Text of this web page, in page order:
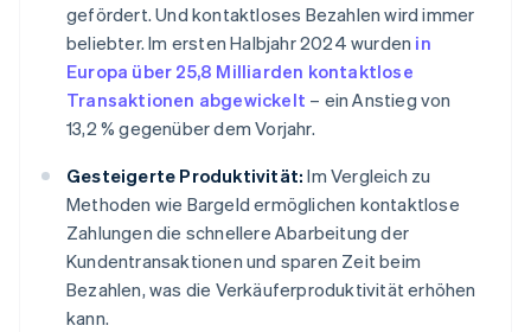
gefördert. Und kontaktloses Bezahlen wird immer
beliebter. Im ersten Halbjahr 2024 wurden in
Europa über 25,8 Milliarden kontaktlose
Transaktionen abgewickelt – ein Anstieg von
13,2 % gegenüber dem Vorjahr.
Gesteigerte Produktivität: Im Vergleich zu
Methoden wie Bargeld ermöglichen kontaktlose
Zahlungen die schnellere Abarbeitung der
Kundentransaktionen und sparen Zeit beim
Bezahlen, was die Verkäuferproduktivität erhöhen
kann.